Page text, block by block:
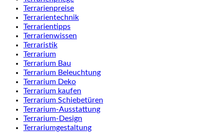
Terrarienpreise
Terrarientechnik
Terrarientipps
Terrarienwissen
Terraristik
Terrarium
Terrarium Bau
Terrarium Beleuchtung
Terrarium Deko
Terrarium kaufen
Terrarium Schiebetüren
Terrarium-Ausstattung
Terrarium-Design
Terrariumgestaltung